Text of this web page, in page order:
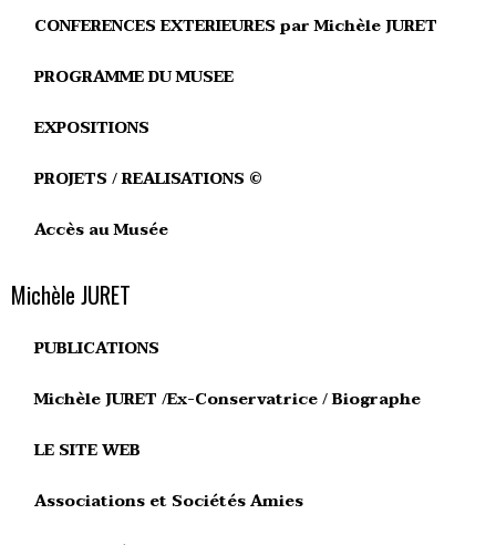
CONFERENCES EXTERIEURES par Michèle JURET
PROGRAMME DU MUSEE
EXPOSITIONS
PROJETS / REALISATIONS ©
Accès au Musée
Michèle JURET
PUBLICATIONS
Michèle JURET /Ex-Conservatrice / Biographe
LE SITE WEB
Associations et Sociétés Amies